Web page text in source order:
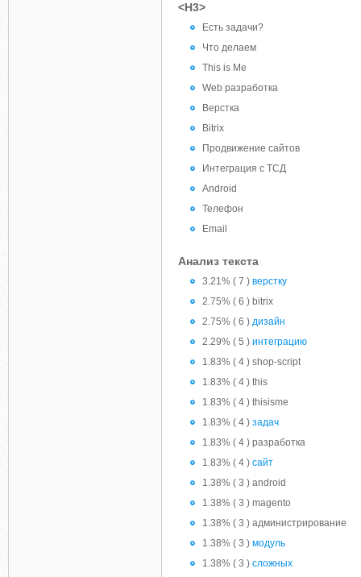
<H3>
Есть задачи?
Что делаем
This is Me
Web разработка
Верстка
Bitrix
Продвижение сайтов
Интеграция с ТСД
Android
Телефон
Email
Анализ текста
3.21% ( 7 ) верстку
2.75% ( 6 ) bitrix
2.75% ( 6 ) дизайн
2.29% ( 5 ) интеграцию
1.83% ( 4 ) shop-script
1.83% ( 4 ) this
1.83% ( 4 ) thisisme
1.83% ( 4 ) задач
1.83% ( 4 ) разработка
1.83% ( 4 ) сайт
1.38% ( 3 ) android
1.38% ( 3 ) magento
1.38% ( 3 ) администрирование
1.38% ( 3 ) модуль
1.38% ( 3 ) сложных